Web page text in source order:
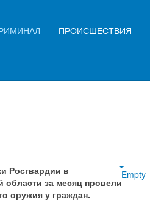
ПРОИСШЕСТВИЯ
месяц изъяли
Empty
Росгвардии в
области за месяц провели
оружия у граждан.